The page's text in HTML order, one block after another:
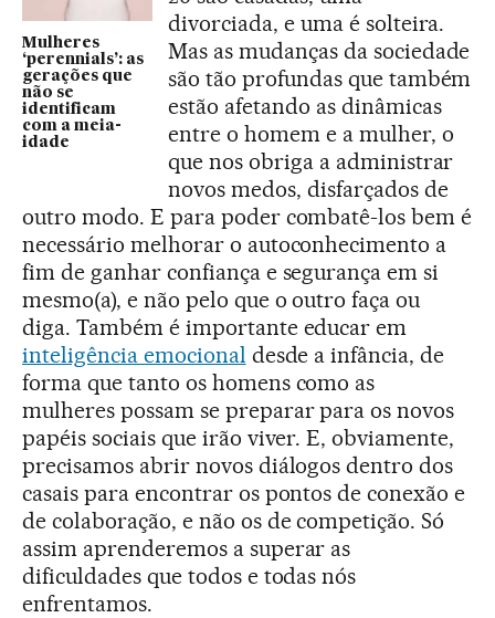
Mulheres
‘perennials’: as
gerações que
não se
identificam
com a meia-
idade
divorciada, e uma é solteira.
Mas as mudanças da sociedade
são tão profundas que também
estão afetando as dinâmicas
entre o homem e a mulher, o
que nos obriga a administrar
novos medos, disfarçados de
outro modo. E para poder combatê-los bem é
necessário melhorar o autoconhecimento a
fim de ganhar confiança e segurança em si
mesmo(a), e não pelo que o outro faça ou
diga. Também é importante educar em
inteligência emocional desde a infância, de
forma que tanto os homens como as
mulheres possam se preparar para os novos
papéis sociais que irão viver. E, obviamente,
precisamos abrir novos diálogos dentro dos
casais para encontrar os pontos de conexão e
de colaboração, e não os de competição. Só
assim aprenderemos a superar as
dificuldades que todos e todas nós
enfrentamos.